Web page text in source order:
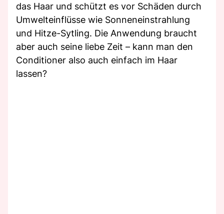
das Haar und schützt es vor Schäden durch
Umwelteinflüsse wie Sonneneinstrahlung
und Hitze-Sytling. Die Anwendung braucht
aber auch seine liebe Zeit – kann man den
Conditioner also auch einfach im Haar
lassen?